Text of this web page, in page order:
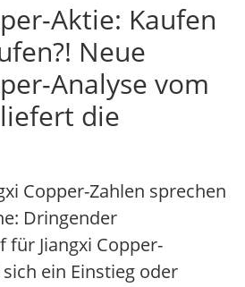
Aktie: Kaufen
Neue
Analyse vom
die
Copper-Zahlen sprechen
Dringender
für Jiangxi Copper-
ein Einstieg oder